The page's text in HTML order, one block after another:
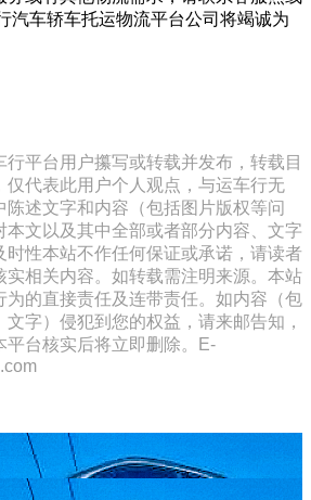
汽车轿车托运物流平台公司将竭诚为
平台用户攥写或转载并发布，转载目
仅代表此用户个人观点，与运车行无
陈述文字和内容（包括图片版权等问
本文以及其中全部或者部分内容、文字
时性本站不作任何保证或承诺，请读者
实相关内容。如转载需注明来源。本站
为的直接责任及连带责任。如内容（包
字）侵犯到您的权益，请来邮告知，
平台核实后将立即删除。E-